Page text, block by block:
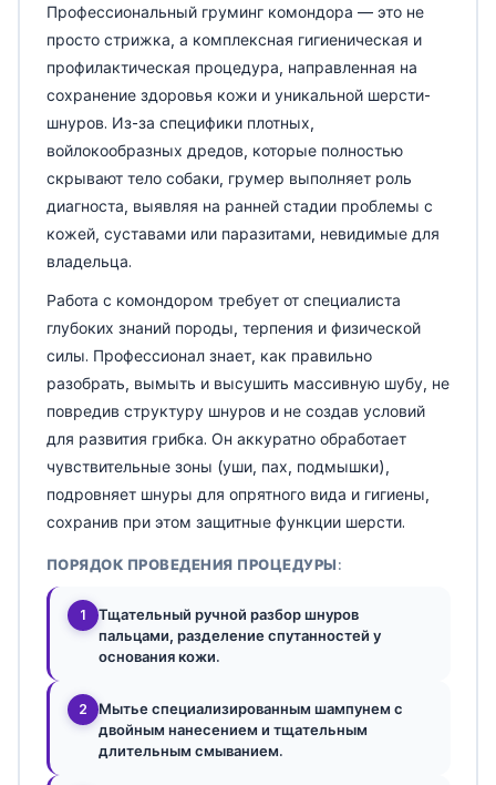
Профессиональный груминг комондора — это не
просто стрижка, а комплексная гигиеническая и
профилактическая процедура, направленная на
сохранение здоровья кожи и уникальной шерсти-
шнуров. Из-за специфики плотных,
войлокообразных дредов, которые полностью
скрывают тело собаки, грумер выполняет роль
диагноста, выявляя на ранней стадии проблемы с
кожей, суставами или паразитами, невидимые для
владельца.
Работа с комондором требует от специалиста
глубоких знаний породы, терпения и физической
силы. Профессионал знает, как правильно
разобрать, вымыть и высушить массивную шубу, не
повредив структуру шнуров и не создав условий
для развития грибка. Он аккуратно обработает
чувствительные зоны (уши, пах, подмышки),
подровняет шнуры для опрятного вида и гигиены,
сохранив при этом защитные функции шерсти.
ПОРЯДОК ПРОВЕДЕНИЯ ПРОЦЕДУРЫ:
1
Тщательный ручной разбор шнуров
пальцами, разделение спутанностей у
основания кожи.
2
Мытье специализированным шампунем с
двойным нанесением и тщательным
длительным смыванием.